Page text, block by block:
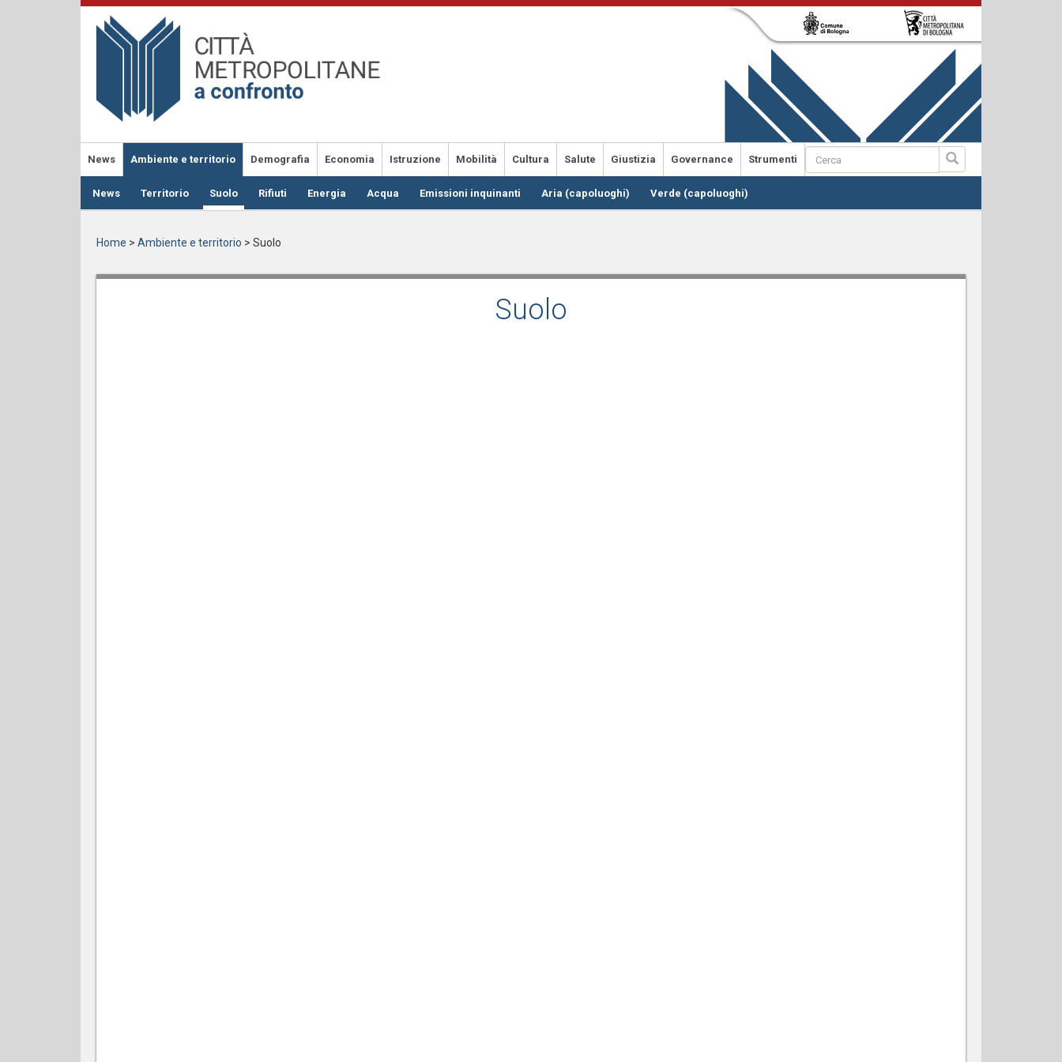
Form
di
ricerca
News Ambiente e territorio Demografia Economia Istruzione Mobilità Cultura Salute Giustizia Governance Strumenti
News Territorio Suolo Rifiuti Energia Acqua Emissioni inquinanti Aria (capoluoghi) Verde (capoluoghi)
Home > Ambiente e territorio > Suolo
Suolo